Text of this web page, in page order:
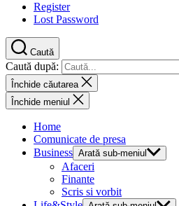
Register
Lost Password
Caută
Caută după:
Închide căutarea
Închide meniul
Home
Comunicate de presa
Business Arată sub-meniul
Afaceri
Finante
Scris si vorbit